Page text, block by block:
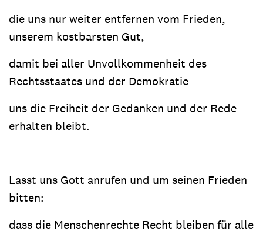
die uns nur weiter entfernen vom Frieden,
unserem kostbarsten Gut,
damit bei aller Unvollkommenheit des
Rechtsstaates und der Demokratie
uns die Freiheit der Gedanken und der Rede
erhalten bleibt.
Lasst uns Gott anrufen und um seinen Frieden
bitten:
dass die Menschenrechte Recht bleiben für alle